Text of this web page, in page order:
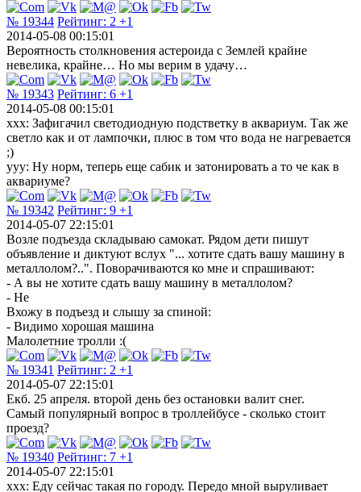
№ 19344 Рейтинг: 2 +1
2014-05-08 00:15:01
Вероятность столкновения астероида с Землей крайне
невелика, крайне… Но мы верим в удачу…
№ 19343 Рейтинг: 6 +1
2014-05-08 00:15:01
xxx: Зафигачил светодиодную подстветку в аквариум. Так же
светло как и от лампочки, плюс в том что вода не нагревается
;)
yyy: Ну норм, теперь еще сабик и затонировать а то че как в
аквариуме?
№ 19342 Рейтинг: 9 +1
2014-05-07 22:15:01
Возле подъезда складываю самокат. Рядом дети пишут
объявление и диктуют вслух "... хотите сдать вашу машину в
металлолом?..". Поворачиваются ко мне и спрашивают:
- А вы не хотите сдать вашу машину в металлолом?
- Не
Вхожу в подъезд и слышу за спиной:
- Видимо хорошая машина
Малолетние тролли :(
№ 19341 Рейтинг: 2 +1
2014-05-07 22:15:01
Екб. 25 апреля. второй день без остановки валит снег.
Самый популярный вопрос в троллейбусе - сколько стоит
проезд?
№ 19340 Рейтинг: 7 +1
2014-05-07 22:15:01
xxx: Еду сейчас такая по городу. Передо мной выруливает